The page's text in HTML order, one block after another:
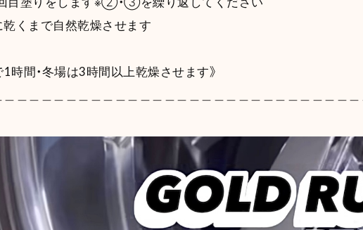
くまで自然乾燥させます
時間・冬場は3時間以上乾燥させます》